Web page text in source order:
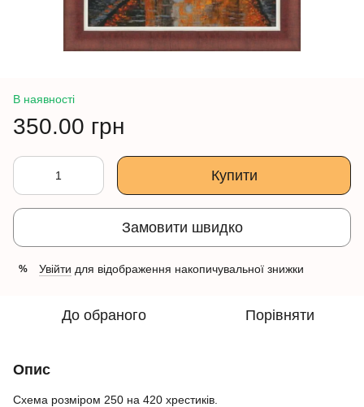
В наявності
350.00 грн
Купити
Замовити швидко
% Увійти для відображення накопичувальної знижки
До обраного Порівняти
Опис
Схема розміром 250 на 420 хрестиків.